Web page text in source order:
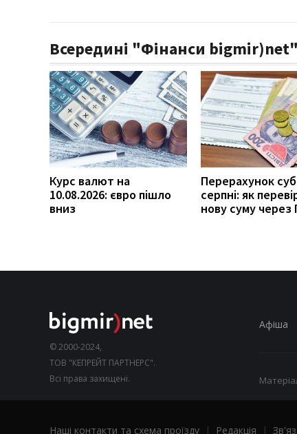
Всередині "Фінанси bigmir)net"
Курс валют на
10.08.2026: євро пішло
вниз
Перерахунок
серпні: як
нову суму
© 2000-2024,
ТОВ "КЕПРЕЙТ ПАРТНЕРС".
Всі права захищені.
Афіша
Наші контакти та схема проїзду | Редакція |